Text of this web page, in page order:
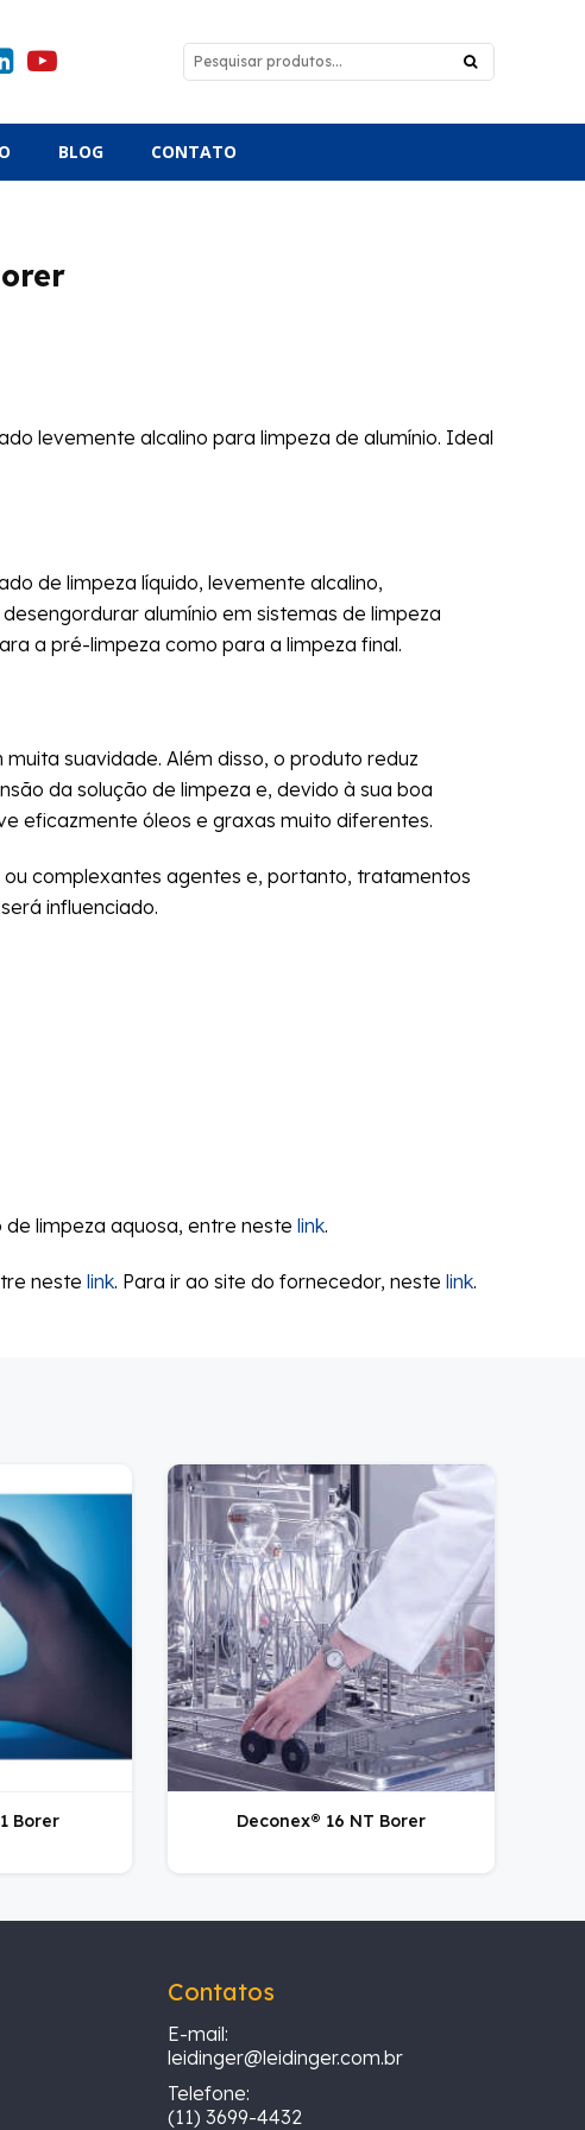
BLOG CONTATO
levemente alcalino para limpeza de alumínio. Ideal
de limpeza líquido, levemente alcalino,
alumínio em sistemas de limpeza
a pré-limpeza como para a limpeza final.
suavidade. Além disso, o produto reduz
da solução de limpeza e, devido à sua boa
eficazmente óleos e graxas muito diferentes.
complexantes agentes e, portanto, tratamentos
influenciado.
limpeza aquosa, entre neste link.
neste link. Para ir ao site do fornecedor, neste link.
Borer Deconex® 16 NT Borer
Contatos
E-mail:
leidinger@leidinger.com.br
Telefone:
(11) 3699-4432